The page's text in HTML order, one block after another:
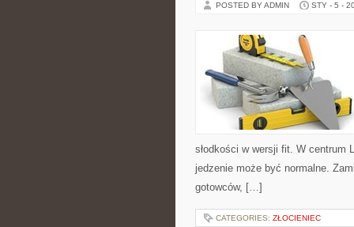
POSTED BY ADMIN STY - 5 -
słodkości w wersji fit. W centrum
jedzenie może być normalne.
gotowców, […]
CATEGORIES: ZŁOCIENIEC